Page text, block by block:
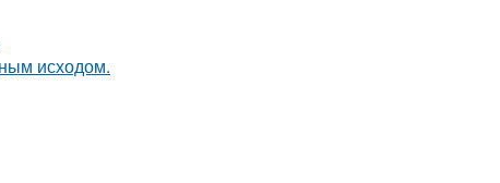
исходом.